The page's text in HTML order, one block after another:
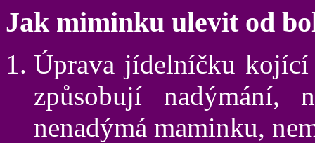
Jak miminku ulevit od
Úprava jídelníčku
způsobují nadýmání,
nenadýmá maminku,